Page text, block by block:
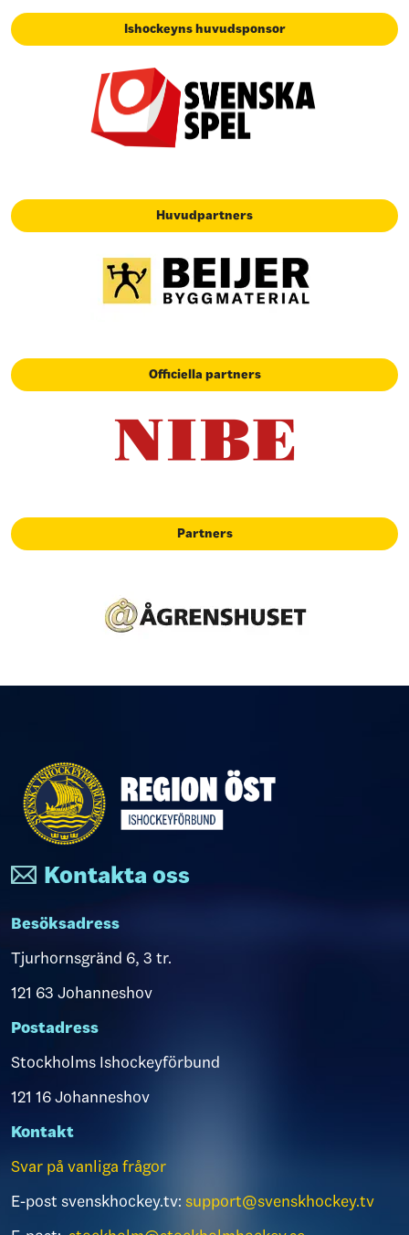
Ishockeyns huvudsponsor
Huvudpartners
Officiella partners
Partners
Kontakta oss
Besöksadress
Tjurhornsgränd 6, 3 tr.
121 63 Johanneshov
Postadress
Stockholms Ishockeyförbund
121 16 Johanneshov
Kontakt
Svar på vanliga frågor
E-post svenskhockey.tv: support@svenskhockey.tv